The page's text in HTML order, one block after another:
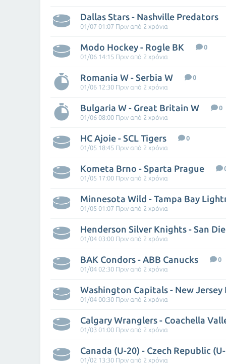
Dallas Stars - Nashville Predators
01/07 01:07 Πριν από 2 χρόνια
Modo Hockey - Rogle BK
0
01/06 14:15 Πριν από 2 χρόνια
Romania W - Serbia W
0
01/06 12:30 Πριν από 2 χρόνια
Bulgaria W - Great Britain W
0
01/06 08:00 Πριν από 2 χρόνια
HC Ajoie - SCL Tigers
0
01/05 18:45 Πριν από 2 χρόνια
Kometa Brno - Sparta Prague
01/05 17:00 Πριν από 2 χρόνια
Minnesota Wild - Tampa Bay
01/05 01:07 Πριν από 2 χρόνια
Henderson Silver Knights - San
01/04 03:00 Πριν από 2 χρόνια
BAK Condors - ABB Canucks
0
01/04 02:30 Πριν από 2 χρόνια
Washington Capitals - New Jersey
01/04 00:30 Πριν από 2 χρόνια
01/03 01:00 Πριν από 2 χρόνια
Canada (U-20) - Czech Republic
01/02 13:30 Πριν από 2 χρόνια